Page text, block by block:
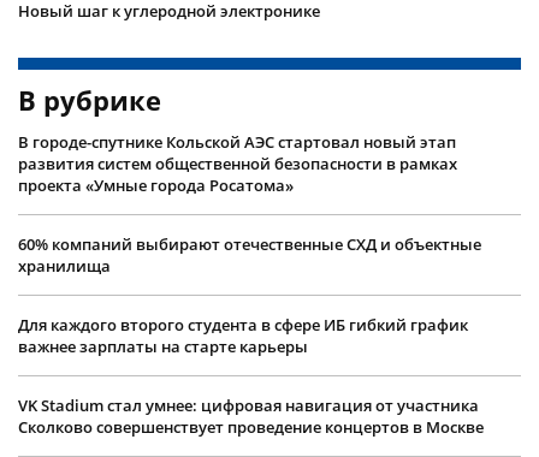
Новый шаг к углеродной электронике
В рубрике
В городе-спутнике Кольской АЭС стартовал новый этап
развития систем общественной безопасности в рамках
проекта «Умные города Росатома»
60% компаний выбирают отечественные СХД и объектные
хранилища
Для каждого второго студента в сфере ИБ гибкий график
важнее зарплаты на старте карьеры
VK Stadium стал умнее: цифровая навигация от участника
Сколково совершенствует проведение концертов в Москве